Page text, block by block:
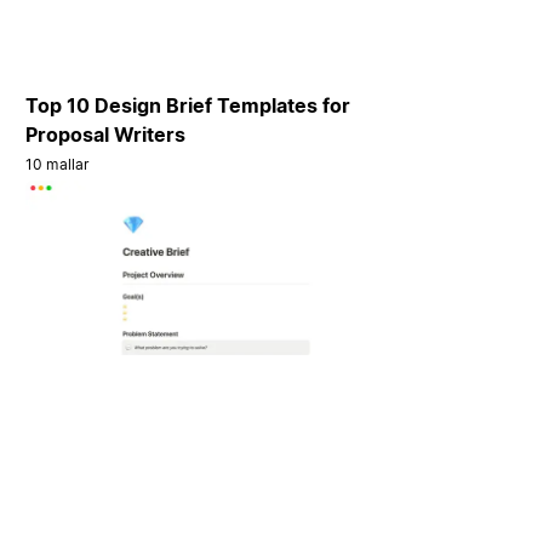
Top 10 Design Brief Templates for
Proposal Writers
10 mallar